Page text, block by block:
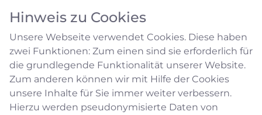
Zivilschutz
Hinweis zu Cookies
Unsere Webseite verwendet Cookies. Diese haben
zwei Funktionen: Zum einen sind sie erforderlich für
die grundlegende Funktionalität unserer Website.
Zum anderen können wir mit Hilfe der Cookies
unsere Inhalte für Sie immer weiter verbessern.
Hierzu werden pseudonymisierte Daten von